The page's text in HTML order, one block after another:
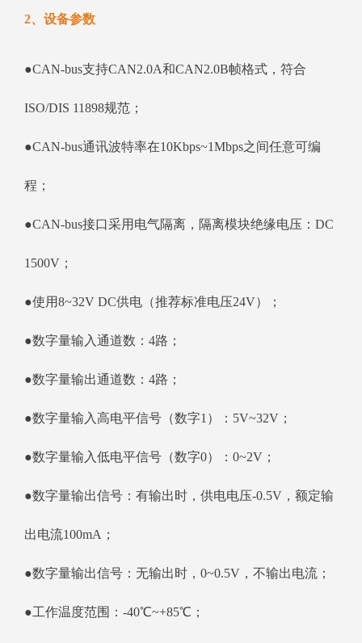
2、设备参数
●CAN-bus支持CAN2.0A和CAN2.0B帧格式，符合
ISO/DIS 11898规范；
●CAN-bus通讯波特率在10Kbps~1Mbps之间任意可编
程；
●CAN-bus接口采用电气隔离，隔离模块绝缘电压：DC
1500V；
●使用8~32V DC供电（推荐标准电压24V）；
●数字量输入通道数：4路；
●数字量输出通道数：4路；
●数字量输入高电平信号（数字1）：5V~32V；
●数字量输入低电平信号（数字0）：0~2V；
●数字量输出信号：有输出时，供电电压-0.5V，额定输
出电流100mA；
●数字量输出信号：无输出时，0~0.5V，不输出电流；
●工作温度范围：-40℃~+85℃；